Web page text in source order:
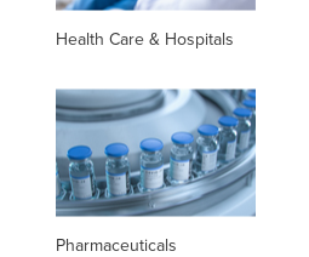
Health Care & Hospitals
Pharmaceuticals